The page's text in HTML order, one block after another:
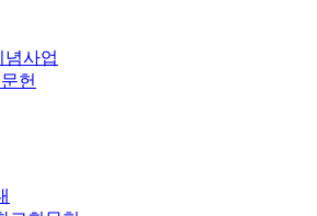
념사업
헌